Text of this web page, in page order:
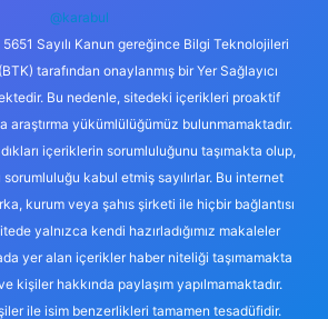
@karabul
Sayılı Kanun gereğince Bilgi Teknolojileri
tarafından onaylanmış bir Yer Sağlayıcı
Bu nedenle, sitedeki içerikleri proaktif
araştırma yükümlülüğümüz bulunmamaktadır.
içeriklerin sorumluluğunu taşımakta olup,
kabul etmiş sayılırlar. Bu internet
kurum veya şahıs şirketi ile hiçbir bağlantısı
yalnızca kendi hazırladığımız makaleler
yer alan içerikler haber niteliği taşımamakta
kişiler hakkında paylaşım yapılmamaktadır.
ile isim benzerlikleri tamamen tesadüfidir.